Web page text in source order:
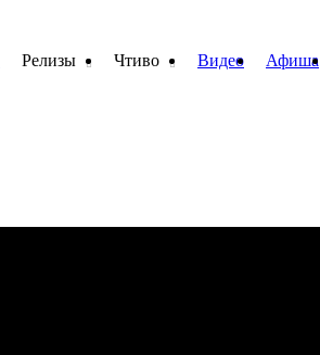
Релизы Чтиво Видео Афиша